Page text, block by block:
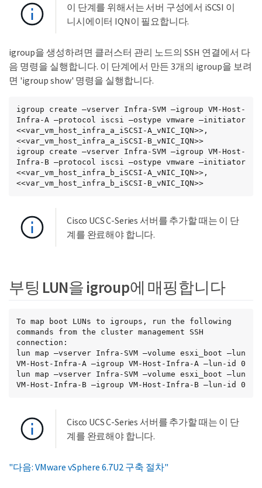
이 단계를 위해서는 서버 구성에서 iSCSI 이
니시에이터 IQN이 필요합니다.
igroup을 생성하려면 클러스터 관리 노드의 SSH 연결에서 다
음 명령을 실행합니다. 이 단계에서 만든 3개의 igroup을 보려
면 'igroup show' 명령을 실행합니다.
igroup create –vserver Infra-SVM –igroup VM-Host-
Infra-A –protocol iscsi –ostype vmware –initiator
<<var_vm_host_infra_a_iSCSI-A_vNIC_IQN>>,
<<var_vm_host_infra_a_iSCSI-B_vNIC_IQN>>
igroup create –vserver Infra-SVM –igroup VM-Host-
Infra-B –protocol iscsi –ostype vmware –initiator
<<var_vm_host_infra_b_iSCSI-A_vNIC_IQN>>,
<<var_vm_host_infra_b_iSCSI-B_vNIC_IQN>>
Cisco UCS C-Series 서버를 추가할 때는 이 단
계를 완료해야 합니다.
부팅 LUN을 igroup에 매핑합니다
To map boot LUNs to igroups, run the following
commands from the cluster management SSH
connection:
lun map –vserver Infra-SVM –volume esxi_boot –lun
VM-Host-Infra-A –igroup VM-Host-Infra-A –lun-id 0
lun map –vserver Infra-SVM –volume esxi_boot –lun
VM-Host-Infra-B –igroup VM-Host-Infra-B –lun-id 0
Cisco UCS C-Series 서버를 추가할 때는 이 단
계를 완료해야 합니다.
"다음: VMware vSphere 6.7U2 구축 절차"